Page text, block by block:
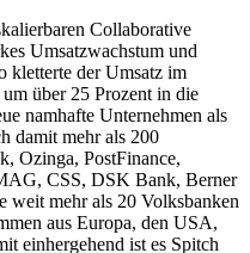
Collaborative
Umsatzwachstum und
kletterte der Umsatz im
über 25 Prozent in die
namhafte Unternehmen als
damit mehr als 200
Ozinga, PostFinance,
CSS, DSK Bank, Berner
weit mehr als 20 Volksbanken
aus Europa, den USA,
einhergehend ist es Spitch